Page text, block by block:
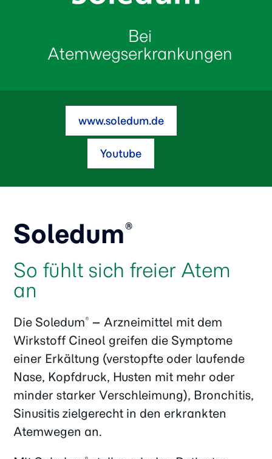
Bei
Atemwegserkrankungen
www.soledum.de
Youtube
Soledum®
So fühlt sich freier Atem
an
Die Soledum® – Arzneimittel mit dem
Wirkstoff Cineol greifen die Symptome
einer Erkältung (verstopfte oder laufende
Nase, Kopfdruck, Husten mit mehr oder
minder starker Verschleimung), Bronchitis,
Sinusitis zielgerecht in den erkrankten
Atemwegen an.